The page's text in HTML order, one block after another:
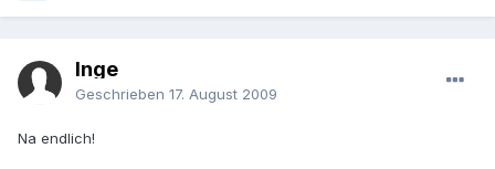
Inge
Geschrieben 17. August 2009
Na endlich!